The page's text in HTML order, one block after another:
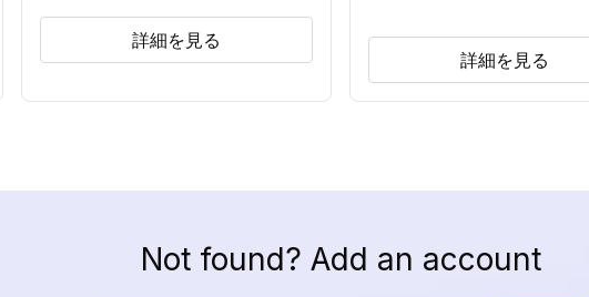
詳細を見る
詳細を見る
Not found? Add an account